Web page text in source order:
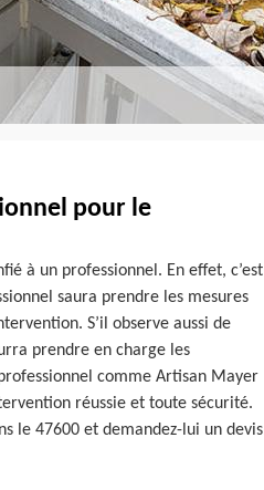
pour le
à un professionnel. En effet, c’est
saura prendre les mesures
S’il observe aussi de
prendre en charge les
comme Artisan Mayer
réussie et toute sécurité.
le 47600 et demandez-lui un devis